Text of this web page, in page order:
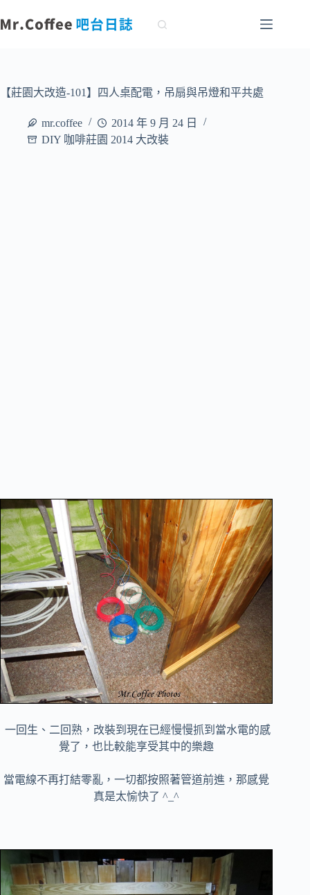
至
容【莊園大改造-101】四人桌配電，吊扇與吊燈和平共處
mr.coffee
2014 年 9 月 24 日
DIY 咖啡莊園 2014 大改裝
一回生、二回熟，改裝到現在已經慢慢抓到當水電的感
覺了，也比較能享受其中的樂趣
當電線不再打結零亂，一切都按照著管道前進，那感覺
真是太愉快了 ^_^